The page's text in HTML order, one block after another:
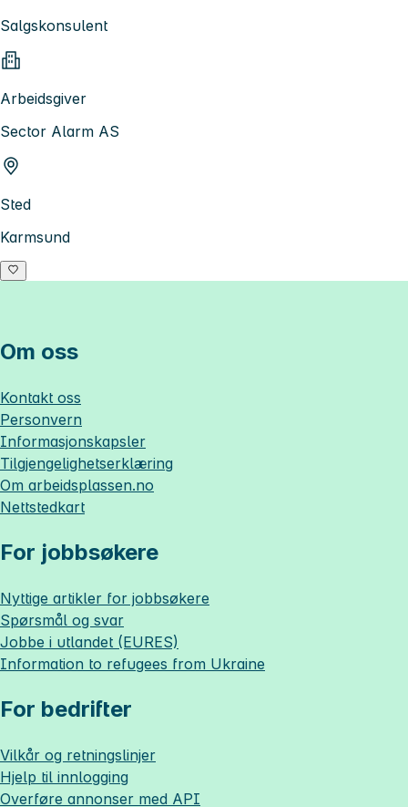
Salgskonsulent
Arbeidsgiver
Sector Alarm AS
Sted
Karmsund
Om oss
Kontakt oss
Personvern
Informasjonskapsler
Tilgjengelighetserklæring
Om arbeidsplassen.no
Nettstedkart
For jobbsøkere
Nyttige artikler for jobbsøkere
Spørsmål og svar
Jobbe i utlandet (EURES)
Information to refugees from Ukraine
For bedrifter
Vilkår og retningslinjer
Hjelp til innlogging
Overføre annonser med API